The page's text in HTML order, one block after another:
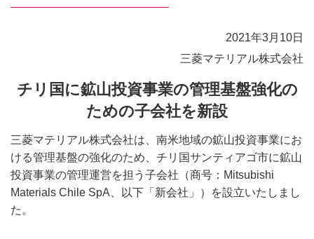
2021年3月10日
三菱マテリアル株式会社
チリ国に鉱山投資事業の管理基盤強化の
ための子会社を新設
三菱マテリアル株式会社は、南米地域の鉱山投資事業にお
ける管理基盤の強化のため、チリ国サンティアゴ市に鉱山
投資事業の管理運営を担う子会社（商号：Mitsubishi
Materials Chile SpA、以下「新会社」）を設立いたしまし
た。